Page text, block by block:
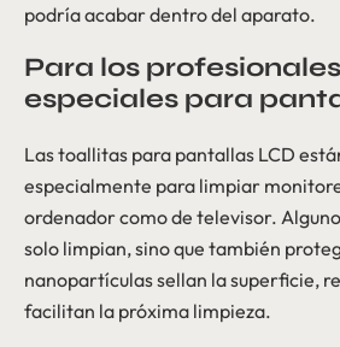
podría acabar dentro del aparato.
Para los
especiales para
Las toallitas para pantallas LCD
especialmente para limpiar
ordenador como de televisor.
solo limpian, sino que también
nanopartículas sellan la superficie,
facilitan la próxima limpieza.